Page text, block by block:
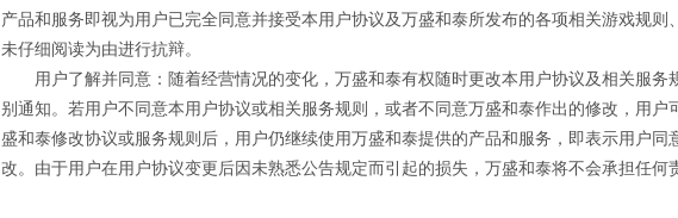
产品和服务即视为用户已完全同意并接受本用户协议及万盛和泰所发布的各项相关游戏规则
未仔细阅读为由进行抗辩。
用户了解并同意：随着经营情况的变化，万盛和泰有权随时更改本用户协议及相关服务
别通知。若用户不同意本用户协议或相关服务规则，或者不同意万盛和泰作出的修改，用户
盛和泰修改协议或服务规则后，用户仍继续使用万盛和泰提供的产品和服务，即表示用户
改。由于用户在用户协议变更后因未熟悉公告规定而引起的损失，万盛和泰将不会承担任何